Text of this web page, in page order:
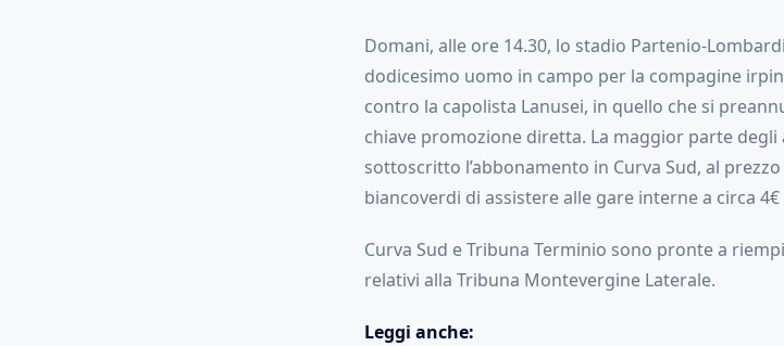
Domani, alle ore 14.30, lo stadio Partenio-
dodicesimo uomo in campo per la compagine
contro la capolista Lanusei, in quello che si
chiave promozione diretta. La maggior parte
sottoscritto l’abbonamento in Curva Sud, al
biancoverdi di assistere alle gare interne a circa
Curva Sud e Tribuna Terminio sono pronte a
relativi alla Tribuna Montevergine Laterale.
Leggi anche: